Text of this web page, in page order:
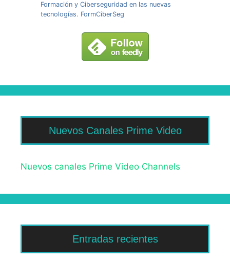
Formación y Ciberseguridad en las nuevas
tecnologías. FormCiberSeg
Nuevos Canales Prime Video
Nuevos canales Prime Video Channels
Entradas recientes